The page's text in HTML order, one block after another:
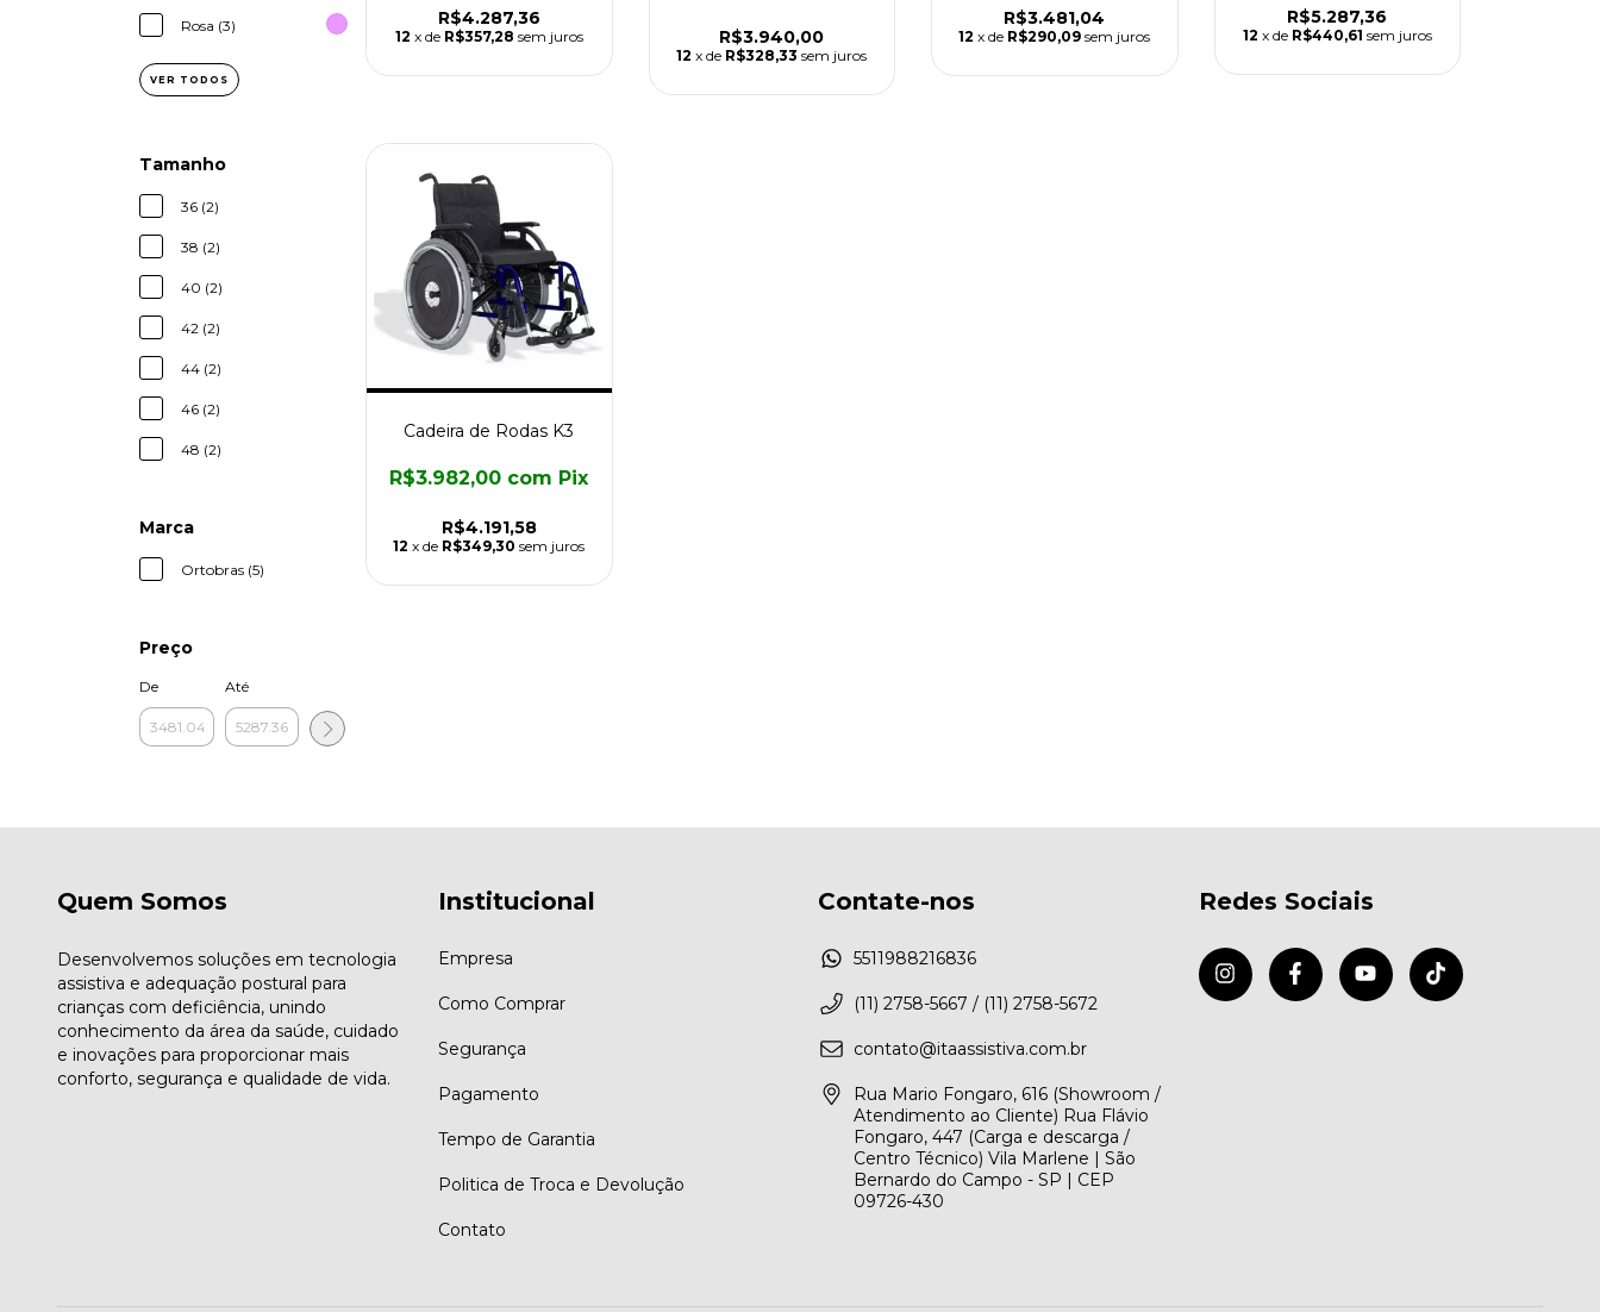
Rosa (3)
VER TODOS
Tamanho
36 (2)
38 (2)
40 (2)
42 (2)
44 (2)
46 (2)
48 (2)
Marca
Ortobras (5)
Preço
De Até
R$4.287,36
12 x de R$357,28 sem juros R$3.940,00
12 x de R$328,33 sem juros
R$3.481,04
12 x de R$290,09 sem juros
R$5.287,36
12 x de R$440,61 sem juros
Cadeira de Rodas K3
R$4.191,58
R$3.982,00 com Pix
12 x de R$349,30 sem juros
Quem Somos
Desenvolvemos soluções em tecnologia
assistiva e adequação postural para
crianças com deficiência, unindo
conhecimento da área da saúde, cuidado
e inovações para proporcionar mais
conforto, segurança e qualidade de vida.
Institucional
Empresa
Como Comprar
Segurança
Pagamento
Tempo de Garantia
Politica de Troca e Devolução
Contato
Contate-nos
5511988216836
(11) 2758-5667 / (11) 2758-5672
contato@itaassistiva.com.br
Rua Mario Fongaro, 616 (Showroom /
Atendimento ao Cliente) Rua Flávio
Fongaro, 447 (Carga e descarga /
Centro Técnico) Vila Marlene | São
Bernardo do Campo - SP | CEP
09726-430
Redes Sociais